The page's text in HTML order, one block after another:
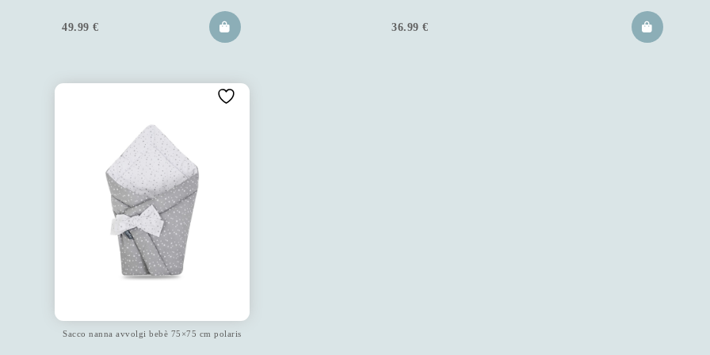
49.99 € 36.99 €
Sacco nanna avvolgi bebè 75×75 cm polaris